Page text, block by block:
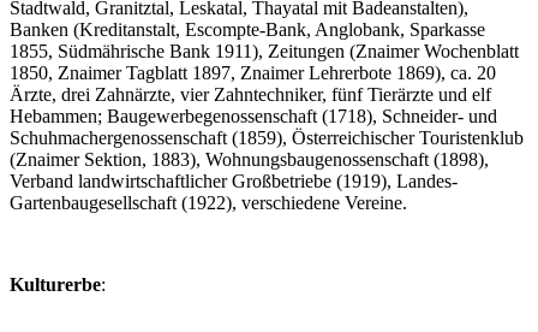
Stadtwald, Granitztal, Leskatal, Thayatal mit Badeanstalten),
Banken (Kreditanstalt, Escompte-Bank, Anglobank, Sparkasse
1855, Südmährische Bank 1911), Zeitungen (Znaimer Wochenblatt
1850, Znaimer Tagblatt 1897, Znaimer Lehrerbote 1869), ca. 20
Ärzte, drei Zahnärzte, vier Zahntechniker, fünf Tierärzte und elf
Hebammen; Baugewerbegenossenschaft (1718), Schneider- und
Schuhmachergenossenschaft (1859), Österreichischer Touristenklub
(Znaimer Sektion, 1883), Wohnungsbaugenossenschaft (1898),
Verband landwirtschaftlicher Großbetriebe (1919), Landes-
Gartenbaugesellschaft (1922), verschiedene Vereine.
Kulturerbe: